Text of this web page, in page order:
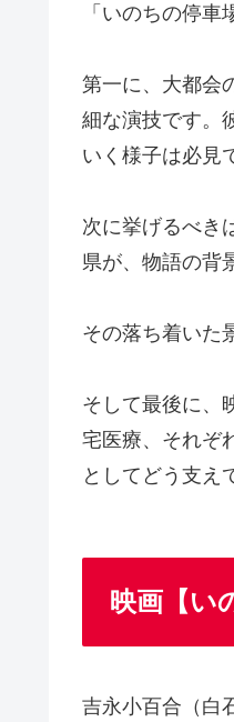
「いのちの停
第一に、大都会
細な演技です。
いく様子は必見
次に挙げるべき
県が、物語の背
その落ち着いた
そして最後に、
宅医療、それぞ
としてどう支え
映画【い
吉永小百合（白